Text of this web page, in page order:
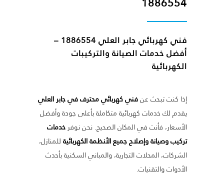
فني كهربائي جابر العلي
1886554 –
أفضل خدمات الصيانة والتركيبات
الكهربائية
إذا كنت تبحث عنفني كهربائي محترف في جابر العلي
يقدم لك خدمات كهربائية متكاملة بأعلى جودة وأفضل
الأسعار، فأنت في المكان الصحيح. نحن نوفرخدمات
تركيب وصيانة وإصلاح جميع الأنظمة الكهربائيةللمنازل،
الشركات، المحلات التجارية، والمباني السكنية بأحدث
الأدوات والتقنيات.